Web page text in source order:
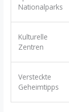
Nationalparks
Kulturelle
Zentren
Versteckte
Geheimtipps